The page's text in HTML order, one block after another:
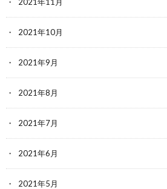
2021年10月
2021年9月
2021年8月
2021年7月
2021年6月
2021年5月